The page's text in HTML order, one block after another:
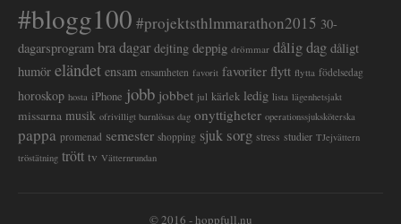
#blogg100 #projektsthlmmarathon2015 30-
dagarsprogram bra dagar dejting deppig drömmar dålig dag dåligt
humör eländet ensam ensamheten favorit favoriter flytt flytta födelsedag
horoskop hosta iPhone jobb jobbet jul kärlek ledig lista lägenhetsjakt
missarna musik ofrivilligt barnlösas dag onyttigheter operationssjuksköterska
pappa promenad semester shopping sjuk sorg stress studier TJejvättern
tröstätning trött tv Vätternrundan
© 2016 - hoppfull.nu